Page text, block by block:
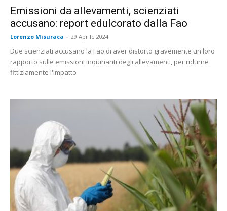
Emissioni da allevamenti, scienziati
accusano: report edulcorato dalla Fao
Lorenzo Misuraca - 29 Aprile 2024
Due scienziati accusano la Fao di aver distorto gravemente un loro
rapporto sulle emissioni inquinanti degli allevamenti, per ridurne
fittiziamente l'impatto